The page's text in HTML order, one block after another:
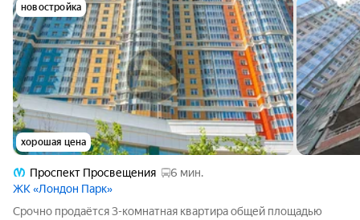
новостройка
хорошая цена
Проспект Просвещения
6 мин.
ЖК «Лондон Парк»
Срочно продаётся 3-комнатная квартира общей площадью